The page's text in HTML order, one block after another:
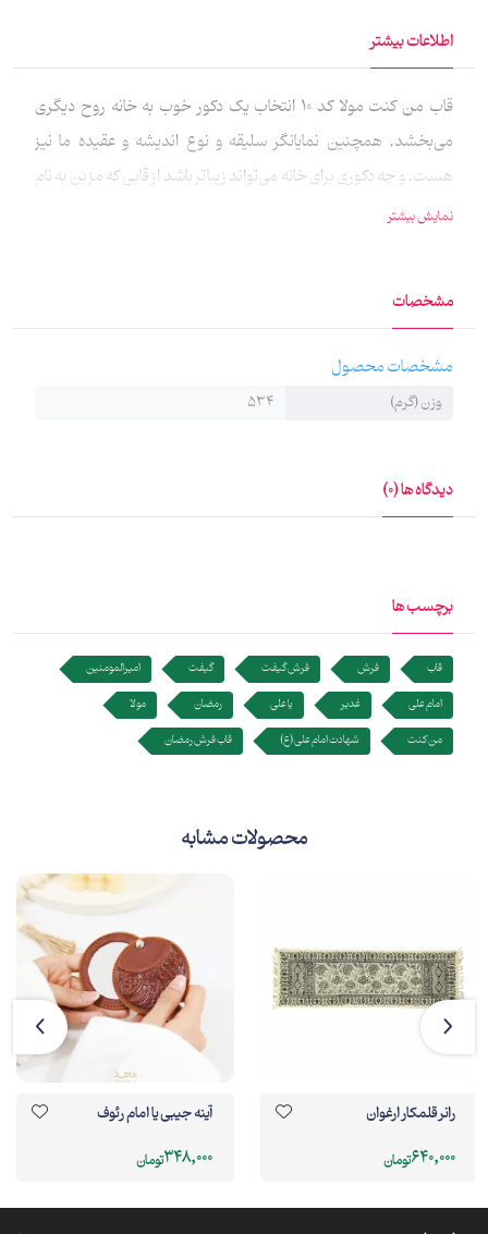
اطلاعات بیشتر
قاب من کنت مولا کد 10 انتخاب یک دکور خوب به خانه روح دیگری
می‌بخشد. همچنین نمایانگر سلیقه و نوع اندیشه و عقیده ما نیز
هست. و چه دکوری برای خانه می‌تواند زیباتر باشد از قابی که مزین به نام
ائمه است. در این قاب نام علی(ع) در میان فرش طرح دستبافت هنر
توضیحات تکمیلی فرش هنری است پر از قصه‌های دوست‌داشتنی.
بافته شده است تا حس‌و‌حال شما را خوب کند. نوآوری مجموعه فرش
و یا استفاده از اشعار کلاسیک و نو که ادبیات فارسی را در تاریخ بزرگ نشان
می‌دهند باعث تحول در هدیه هایی است که اقوام و قوم و خویش ایرانی
نمایش بیشتر
مشخصات
مشخصات محصول
وزن (گرم) 534
دیدگاه ها (0)
برچسب ها
قاب فرش فرش گیفت گیفت
امیرالمومنین
امام علی
غدیر یا علی رمضان
مولا
من کنت
شهادت امام علی (ع) قاب فرش رمضان
محصولات مشابه
رانر قلمکار ارغوان
640,000تومان
آینه جیبی یا امام رئوف
348,000تومان